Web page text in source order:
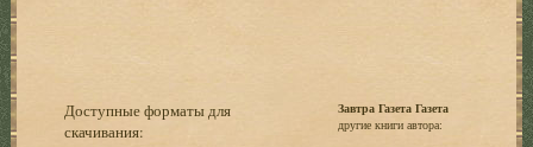
Доступные форматы для
скачивания:
Завтра Газета Газета
другие книги автора: